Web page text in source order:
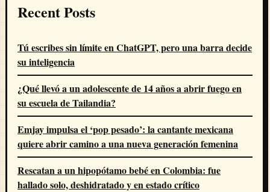
Recent Posts
Tú escribes sin límite en ChatGPT, pero una barra decide
su inteligencia
¿Qué llevó a un adolescente de 14 años a abrir fuego en
su escuela de Tailandia?
Emjay impulsa el ‘pop pesado’: la cantante mexicana
quiere abrir camino a una nueva generación femenina
Rescatan a un hipopótamo bebé en Colombia: fue
hallado solo, deshidratado y en estado crítico